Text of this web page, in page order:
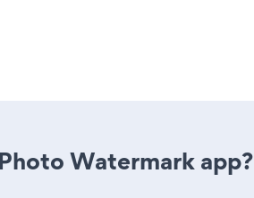
Watermark app?